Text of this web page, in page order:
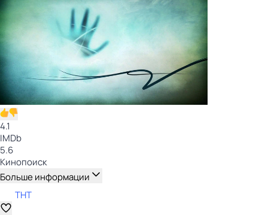
4.1
IMDb
5.6
Кинопоиск
Больше информации
ТНТ